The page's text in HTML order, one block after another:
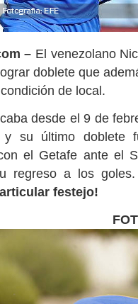
– El venezolano
doblete que
de local.
desde el 9 de
y su último doblete
el Getafe ante el
regreso a los goles.
festejo!